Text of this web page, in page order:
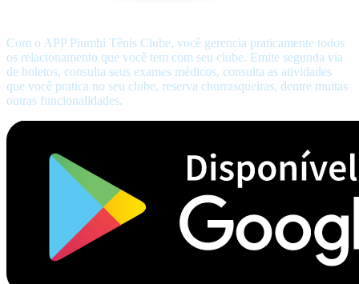
Com o APP Piumhi Tênis Clube, você gerencia praticamente todos
os relacionamento que você tem com seu clube. Emite segunda via
de boletos, consulta seus exames médicos, consulta as atividades
que você pratica no seu clube, reserva churrasqueiras, dentre muitas
outras funcionalidades.